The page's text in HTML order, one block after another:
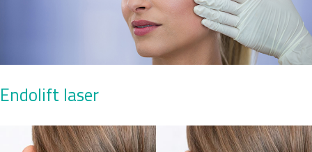
Endolift laser